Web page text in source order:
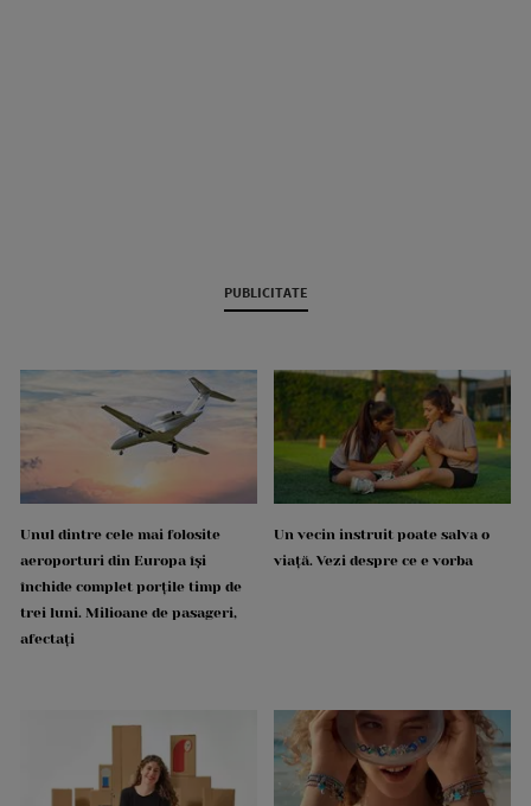
PUBLICITATE
Unul dintre cele mai folosite
aeroporturi din Europa își
închide complet porțile timp de
trei luni. Milioane de pasageri,
afectați
Un vecin instruit poate salva o
viață. Vezi despre ce e vorba